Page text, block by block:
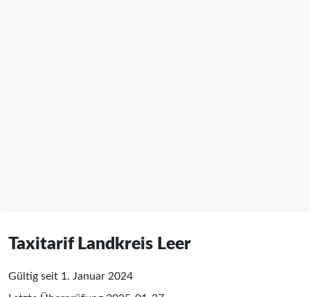
Taxitarif Landkreis Leer
Gültig seit 1. Januar 2024